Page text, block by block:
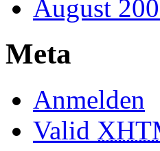
August
Meta
Anmelden
Valid